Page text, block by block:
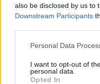
also be disclosed by us to
Downstream Participants
Personal Data
I want to opt-out of
personal data.
Opted In
Stažení Slovo